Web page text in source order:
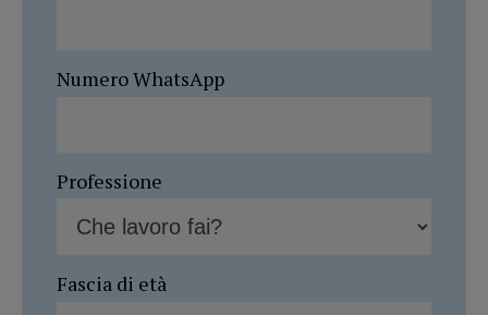
Numero WhatsApp
Professione
Fascia di età